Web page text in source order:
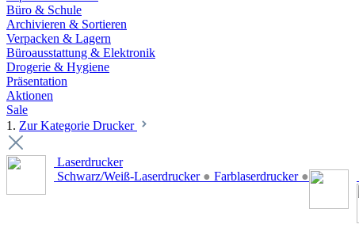
Büro & Schule
Archivieren & Sortieren
Verpacken & Lagern
Büroausstattung & Elektronik
Drogerie & Hygiene
Präsentation
Aktionen
Sale
1. Zur Kategorie Drucker
Laserdrucker
Schwarz/Weiß-Laserdrucker ● Farblaserdrucker ●